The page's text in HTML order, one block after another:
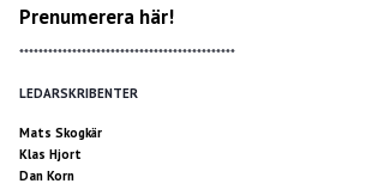
Prenumerera här!
*********************************************
LEDARSKRIBENTER
Mats Skogkär
Klas Hjort
Dan Korn